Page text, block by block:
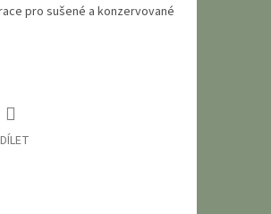
pro sušené a konzervované